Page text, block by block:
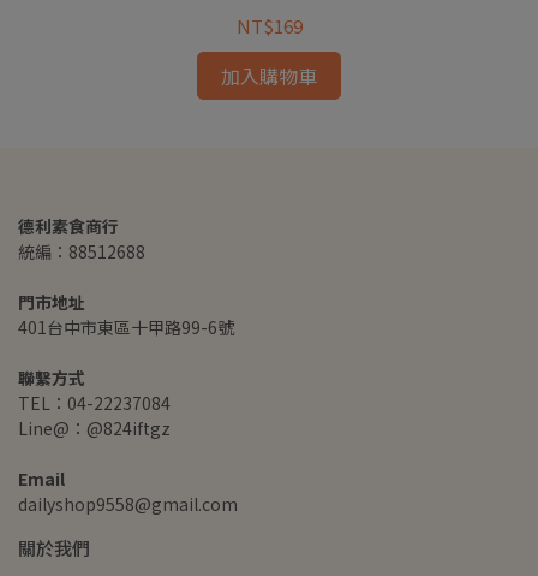
NT$169
加入購物車
德利素食商行
統編：88512688
門市地址
401台中市東區十甲路99-6號
聯繫方式
TEL：04-22237084
Line@：@824iftgz
Email
dailyshop9558@gmail.com
關於我們